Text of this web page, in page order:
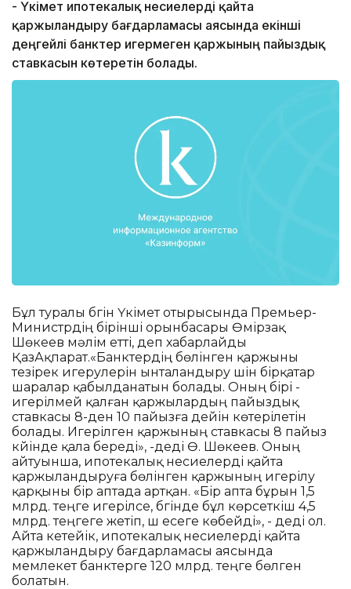
- Үкімет ипотекалық несиелерді қайта
қаржыландыру бағдарламасы аясында екінші
деңгейлі банктер игермеген қаржының пайыздық
ставкасын көтеретін болады.
Бұл туралы бүгін Үкімет отырысында Премьер-
Министрдің бірінші орынбасары Өмірзақ
Шөкеев мәлім етті, деп хабарлайды
ҚазАқпарат.«Банктердің бөлінген қаржыны
тезірек игерулерін ынталандыру үшін бірқатар
шаралар қабылданатын болады. Оның бірі -
игерілмей қалған қаржылардың пайыздық
ставкасы 8-ден 10 пайызға дейін көтерілетін
болады. Игерілген қаржының ставкасы 8 пайыз
күйінде қала береді», -деді Ө. Шөкеев. Оның
айтуынша, ипотекалық несиелерді қайта
қаржыландыруға бөлінген қаржының игерілу
қарқыны бір аптада артқан. «Бір апта бұрын 1,5
млрд. теңге игерілсе, бүгінде бұл көрсеткіш 4,5
млрд. теңгеге жетіп, үш есеге көбейді», - деді ол.
Айта кетейік, ипотекалық несиелерді қайта
қаржыландыру бағдарламасы аясында
мемлекет банктерге 120 млрд. теңге бөлген
болатын.